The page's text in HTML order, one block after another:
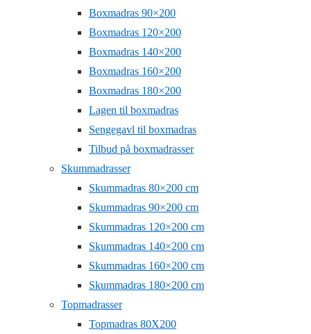
Boxmadras 90×200
Boxmadras 120×200
Boxmadras 140×200
Boxmadras 160×200
Boxmadras 180×200
Lagen til boxmadras
Sengegavl til boxmadras
Tilbud på boxmadrasser
Skummadrasser
Skummadras 80×200 cm
Skummadras 90×200 cm
Skummadras 120×200 cm
Skummadras 140×200 cm
Skummadras 160×200 cm
Skummadras 180×200 cm
Topmadrasser
Topmadras 80X200